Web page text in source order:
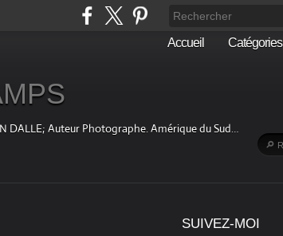
Accueil Catégories
DALLE; Auteur Photographe. Amérique du Sud…
SUIVEZ-MOI